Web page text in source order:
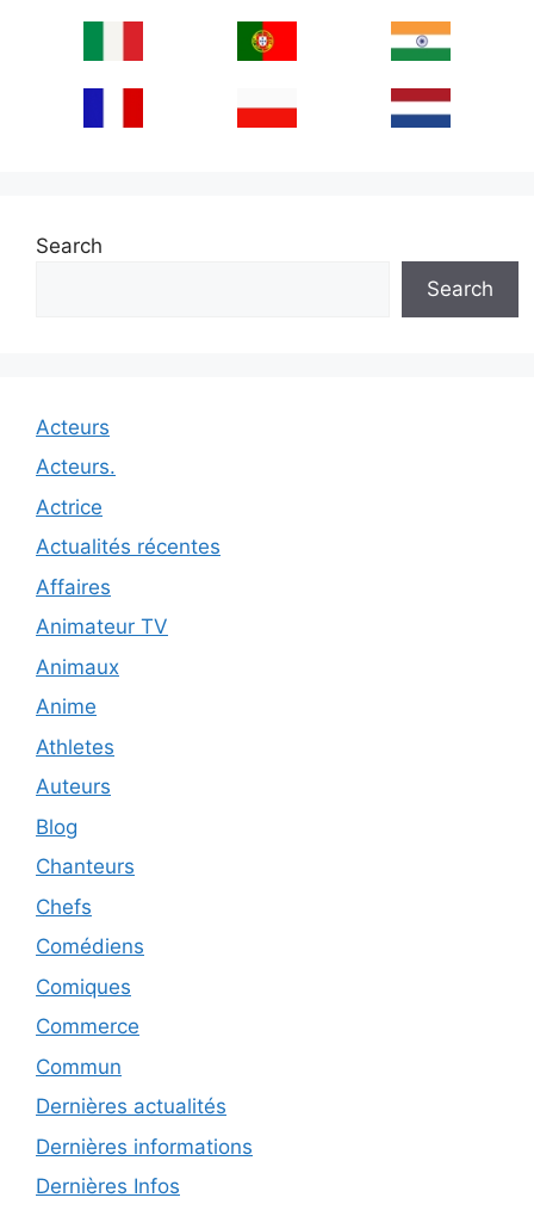
Search
Search
Acteurs
Acteurs.
Actrice
Actualités récentes
Affaires
Animateur TV
Animaux
Anime
Athletes
Auteurs
Blog
Chanteurs
Chefs
Comédiens
Comiques
Commerce
Commun
Dernières actualités
Dernières informations
Dernières Infos